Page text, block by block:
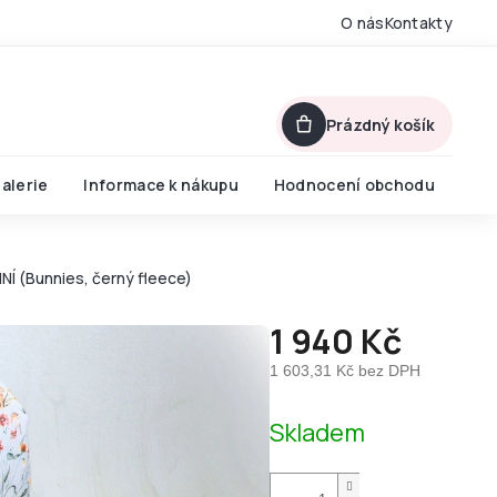
O násKontakty
Prázdný košík
Informace k nákupu Hodnocení obchodu
(Bunnies, černý fleece)
1 940 Kč
1 603,31 Kč bez DPH
cena:
Skladem